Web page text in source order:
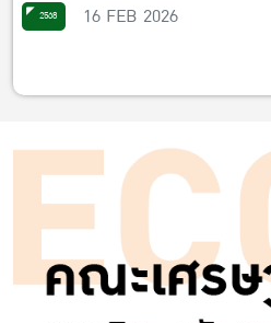
Healthcare utilization of Thai people)
2568 16 FEB 2026